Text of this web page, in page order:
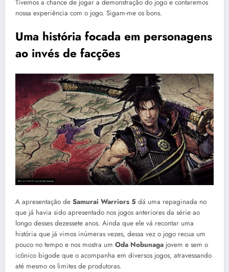
Tivemos a chance de jogar a demonstração do jogo e contaremos
nossa experiência com o jogo. Sigam-me os bons.
Uma história focada em personagens
ao invés de facções
A apresentação de Samurai Warriors 5 dá uma repaginada no
que já havia sido apresentado nos jogos anteriores da série ao
longo desses dezessete anos. Ainda que ele vá recontar uma
história que já vimos inúmeras vezes, dessa vez o jogo recua um
pouco no tempo e nos mostra um Oda Nobunaga jovem e sem o
icônico bigode que o acompanha em diversos jogos, atravessando
até mesmo os limites de produtoras.